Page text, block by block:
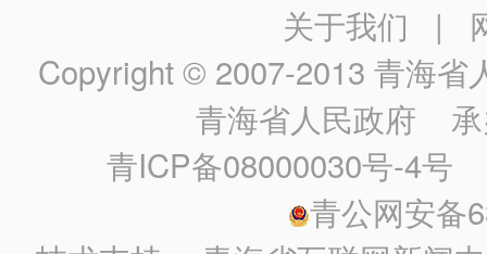
关于我们 |
Copyright © 2007-2013 青海省
青海省人民政府 承
青ICP备08000030号-4号
青公网安备